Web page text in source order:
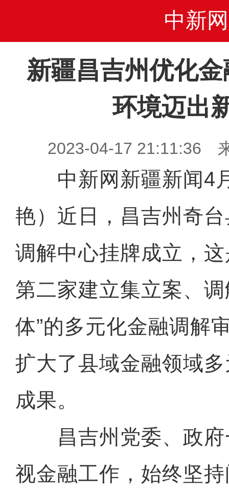
中新网
新疆昌吉州优化
环境迈出
2023-04-17 21:11:36
中新网新疆新闻4
艳）近日，昌吉州奇
调解中心挂牌成立，
第二家建立集立案、
体”的多元化金融调解
扩大了县域金融领域
成果。
昌吉州党委、政府
视金融工作，始终坚